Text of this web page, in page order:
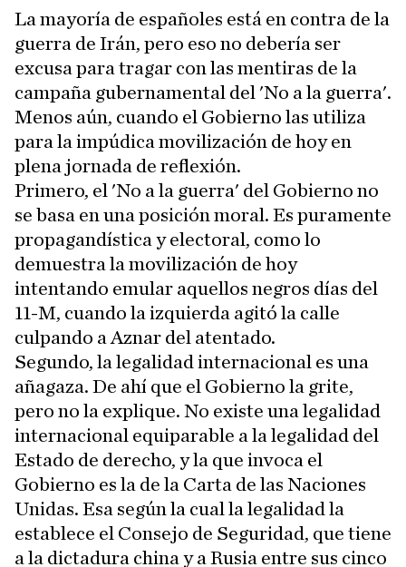
La mayoría de españoles está en contra de la
guerra de Irán, pero eso no debería ser
excusa para tragar con las mentiras de la
campaña gubernamental del 'No a la guerra'.
Menos aún, cuando el Gobierno las utiliza
para la impúdica movilización de hoy en
plena jornada de reflexión.
Primero, el 'No a la guerra' del Gobierno no
se basa en una posición moral. Es puramente
propagandística y electoral, como lo
demuestra la movilización de hoy
intentando emular aquellos negros días del
11-M, cuando la izquierda agitó la calle
culpando a Aznar del atentado.
Segundo, la legalidad internacional es una
añagaza. De ahí que el Gobierno la grite,
pero no la explique. No existe una legalidad
internacional equiparable a la legalidad del
Estado de derecho, y la que invoca el
Gobierno es la de la Carta de las Naciones
Unidas. Esa según la cual la legalidad la
establece el Consejo de Seguridad, que tiene
a la dictadura china y a Rusia entre sus cinco